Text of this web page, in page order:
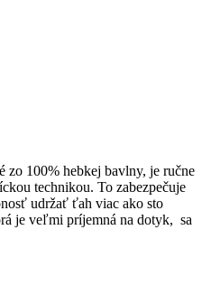
zo 100% hebkej bavlny, je ručne
technikou. To zabezpečuje
udržať ťah viac ako sto
je veľmi príjemná na dotyk, sa